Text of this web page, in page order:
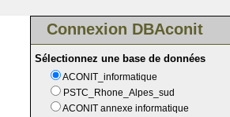
Connexion DBAconit
Sélectionnez une base de données
ACONIT_informatique
PSTC_Rhone_Alpes_sud
ACONIT annexe informatique